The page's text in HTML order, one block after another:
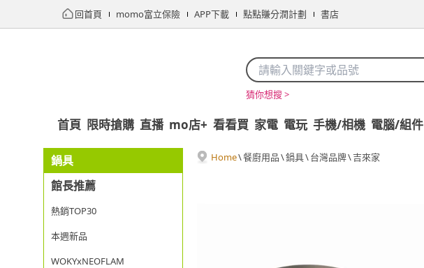
回首頁 momo富立保險 APP下載 點點賺分潤計劃 書店
猜你想搜 >
首頁 限時搶購 直播 mo店+ 看看買 家電 電玩 手機/相機 電腦/組件
鍋具
館長推薦
熱銷TOP30
本週新品
WOKYxNEOFLAM
Home\餐廚用品\鍋具\台灣品牌\吉來家